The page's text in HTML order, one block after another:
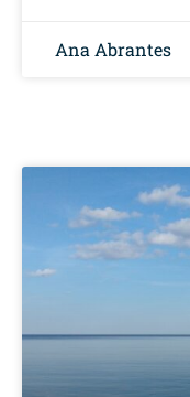
Ana Abrantes